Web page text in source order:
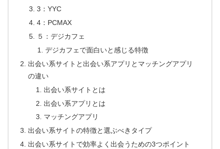
3：YYC
4：PCMAX
５：デジカフェ
デジカフェで面白いと感じる特徴
出会い系サイトと出会い系アプリとマッチングアプリ
の違い
出会い系サイトとは
出会い系アプリとは
マッチングアプリ
出会い系サイトの特徴と選ぶべきタイプ
出会い系サイトで効率よく出会うための3つポイント